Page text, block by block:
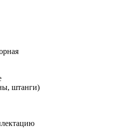
штанги)